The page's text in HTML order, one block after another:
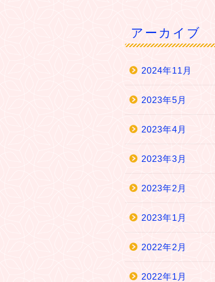
アーカイブ
2024年11月
2023年5月
2023年4月
2023年3月
2023年2月
2023年1月
2022年2月
2022年1月